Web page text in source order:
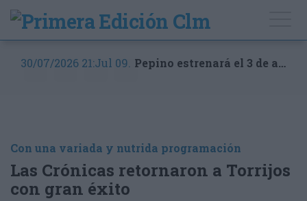
30/07/2026 21:Jul 09. Pepino estrenará el 3 de agosto el servicio de transporte público
Con una variada y nutrida programación
Las Crónicas retornaron a Torrijos
con gran éxito